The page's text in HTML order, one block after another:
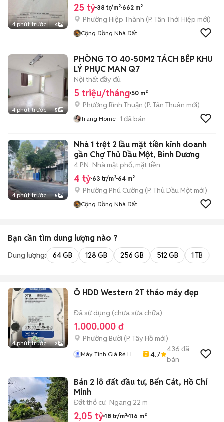
4 phút trước 4
25 tỷ 38 tr/m² 662 m²
Phường Hiệp Thành (P. Tân Thới Hiệp mới)
Cộng Đồng Nhà Đất
4 phút trước 5
PHÒNG TO 40-50M2 TÁCH BẾP KHU
LÝ PHỤC MAN Q7
Nội thất đầy đủ
5 triệu/tháng 50 m²
Phường Bình Thuận (P. Tân Thuận mới)
Trang Home 1 đã bán
4 phút trước 5
Nhà 1 trệt 2 lầu mặt tiền kinh doanh
gần Chợ Thủ Dầu Một, Bình Dương
4 PN Nhà mặt phố, mặt tiền
4 tỷ 63 tr/m² 64 m²
Phường Phú Cường (P. Thủ Dầu Một mới)
Cộng Đồng Nhà Đất
Bạn cần tìm dung lượng nào ?
Dung lượng: 64 GB 128 GB 256 GB 512 GB 1 TB
4 phút trước 2
Ổ HDD Western 2T tháo máy đẹp
Đã sử dụng (chưa sửa chữa)
1.000.000 đ
Phường Bưởi (P. Tây Hồ mới)
Máy Tính Giá Rẻ Hà
4.7
436 đã
bán
Bán 2 lô đất đầu tư, Bến Cát, Hồ Chí
Minh
Đất thổ cư Ngang 22 m
2,05 tỷ 18 tr/m² 116 m²